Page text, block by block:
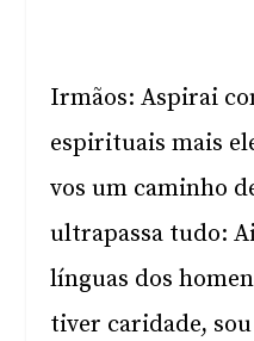
Irmãos: Aspirai
espirituais mais
vos um caminho
ultrapassa tudo:
línguas dos
tiver caridade,